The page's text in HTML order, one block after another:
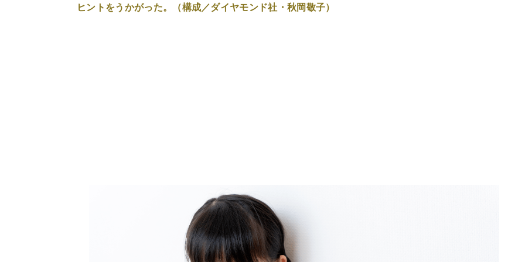
ヒントをうかがった。（構成／ダイヤモンド社・秋岡敬子）